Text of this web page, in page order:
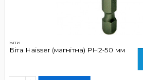
Біти
Біта Haisser (магнітна) РН2-50 мм